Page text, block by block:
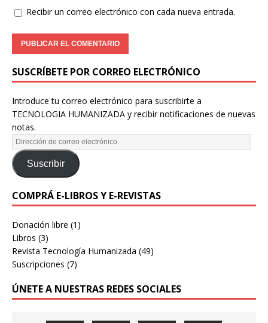
Recibir un correo electrónico con cada nueva entrada.
SUSCRÍBETE POR CORREO ELECTRÓNICO
Introduce tu correo electrónico para suscribirte a
TECNOLOGIA HUMANIZADA y recibir notificaciones de nuevas
notas.
Suscribir
COMPRÁ E-LIBROS Y E-REVISTAS
Donación libre (1)
Libros (3)
Revista Tecnología Humanizada (49)
Suscripciones (7)
ÚNETE A NUESTRAS REDES SOCIALES